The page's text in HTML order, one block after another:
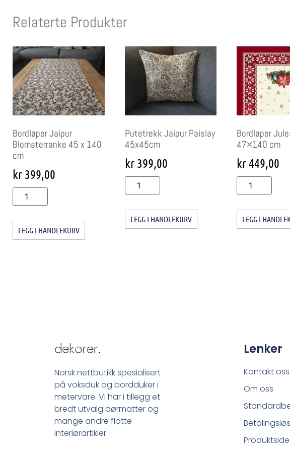
Relaterte Produkter
Bordløper Jaipur
Blomsterranke 45 x 140
cm
kr 399,00
LEGG I HANDLEKURV
Putetrekk Jaipur Paislay
45x45cm
kr399,00
LEGG I HANDLEKURV
Bordløper
47×140 cm
kr 449,00
LEGG I
Norsk nettbutikk spesialisert
på voksduk og bordduker i
metervare. Vi har i tillegg et
bredt utvalg dørmatter og
mange andre flotte
interiørartikler.
Lenker
Kontakt oss
Om oss
Produktside